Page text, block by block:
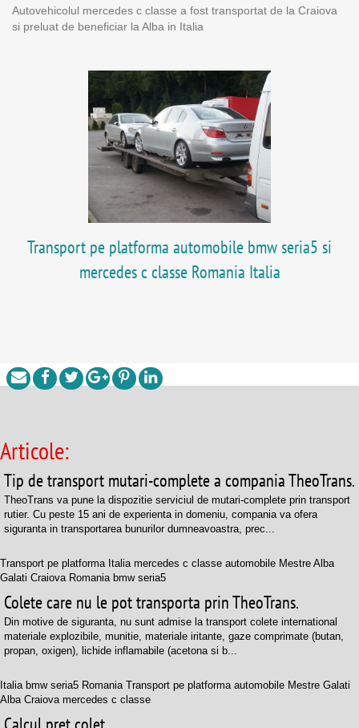
Autovehicolul mercedes c classe a fost transportat de la Craiova
si preluat de beneficiar la Alba in Italia
Transport pe platforma automobile bmw seria5 si
mercedes c classe Romania Italia
Articole:
Tip de transport mutari-complete a compania TheoTrans.
TheoTrans va pune la dispozitie serviciul de mutari-complete prin transport
rutier. Cu peste 15 ani de experienta in domeniu, compania va ofera
siguranta in transportarea bunurilor dumneavoastra, prec...
Transport pe platforma Italia mercedes c classe automobile Mestre Alba
Galati Craiova Romania bmw seria5
Colete care nu le pot transporta prin TheoTrans.
Din motive de siguranta, nu sunt admise la transport colete international
materiale explozibile, munitie, materiale iritante, gaze comprimate (butan,
propan, oxigen), lichide inflamabile (acetona si b...
Italia bmw seria5 Romania Transport pe platforma automobile Mestre Galati
Alba Craiova mercedes c classe